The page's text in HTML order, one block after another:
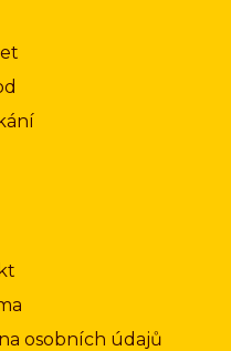
osobních údajů